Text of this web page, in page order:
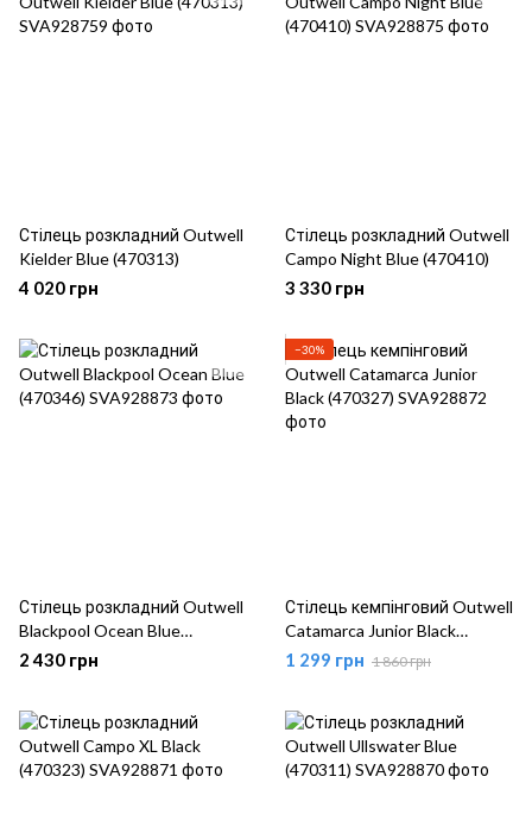
Стілець розкладний Outwell
Kielder Blue (470313)
4 020 грн
Стілець розкладний Outwell
Campo Night Blue (470410)
3 330 грн
Стілець розкладний Outwell
Blackpool Ocean Blue
(470346)
2 430 грн
−30%
Стілець кемпінговий Outwell
Catamarca Junior Black
(470327)
1 299 грн 1 860 грн